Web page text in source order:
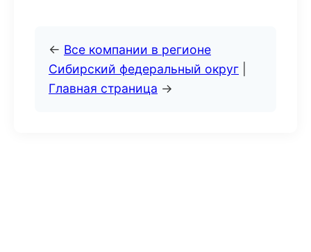
← Все компании в регионе
Сибирский федеральный округ
Главная страница →